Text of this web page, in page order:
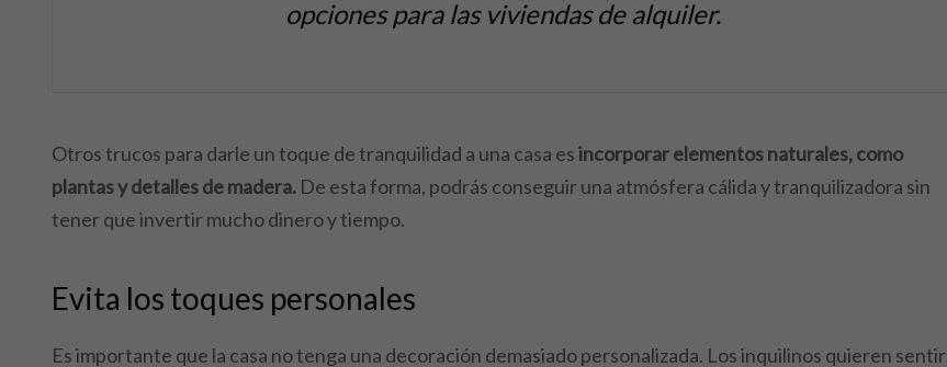
opciones para las viviendas de alquiler.
Otros trucos para darle un toque de tranquilidad a una casa esincorporar elementos naturales, como
plantas y detalles de madera. De esta forma, podrás conseguir una atmósfera cálida y tranquilizadora sin
tener que invertir mucho dinero y tiempo.
Evita los toques personales
Es importante que la casa no tenga una decoración demasiado personalizada. Los inquilinos quieren sentir